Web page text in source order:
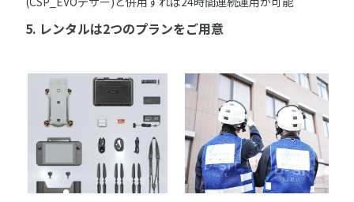
5. レンタルは2つのプランをご用意